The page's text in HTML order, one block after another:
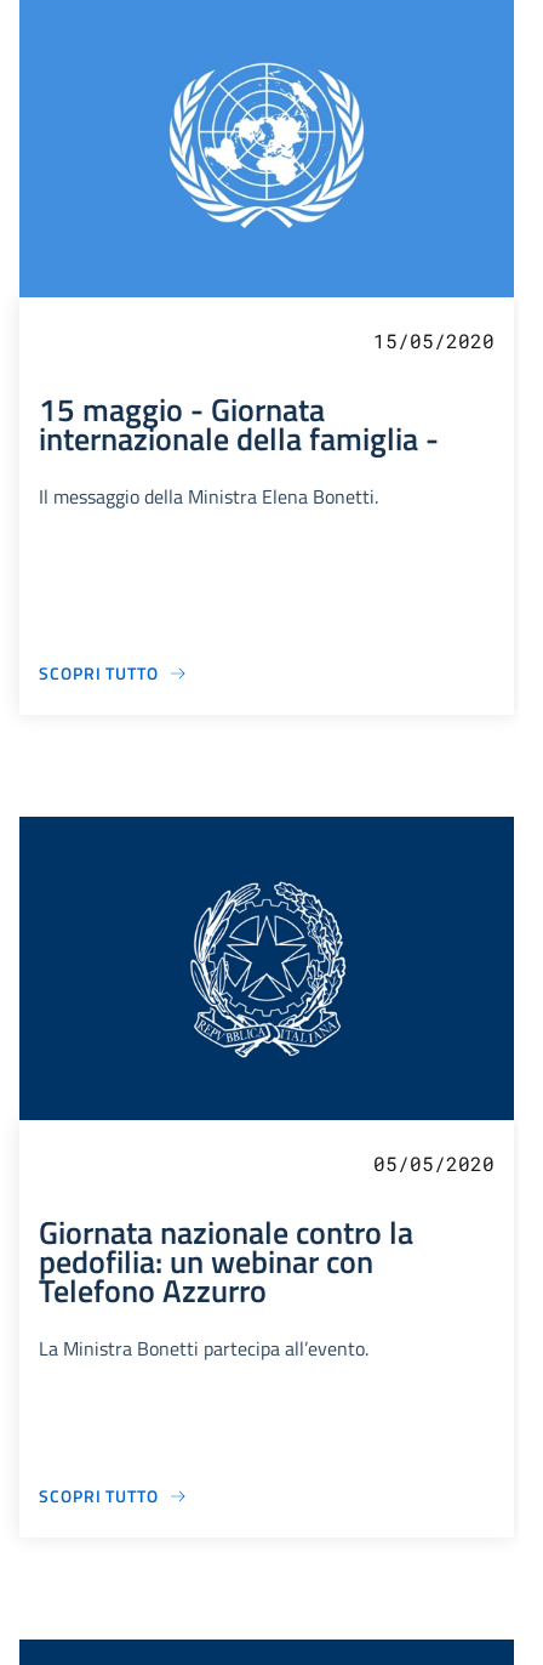
15/05/2020
15 maggio - Giornata
internazionale della famiglia -
Il messaggio della Ministra Elena Bonetti.
SCOPRI TUTTO
05/05/2020
Giornata nazionale contro la
pedofilia: un webinar con
Telefono Azzurro
La Ministra Bonetti partecipa all’evento.
SCOPRI TUTTO